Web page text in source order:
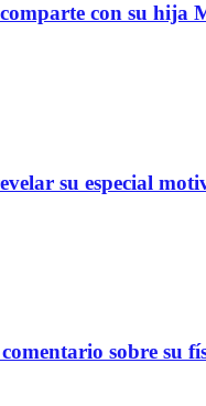
con su hija
su especial
sobre su